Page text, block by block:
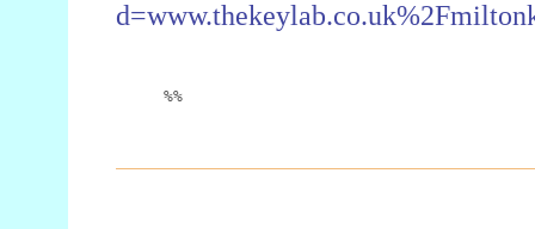
%%